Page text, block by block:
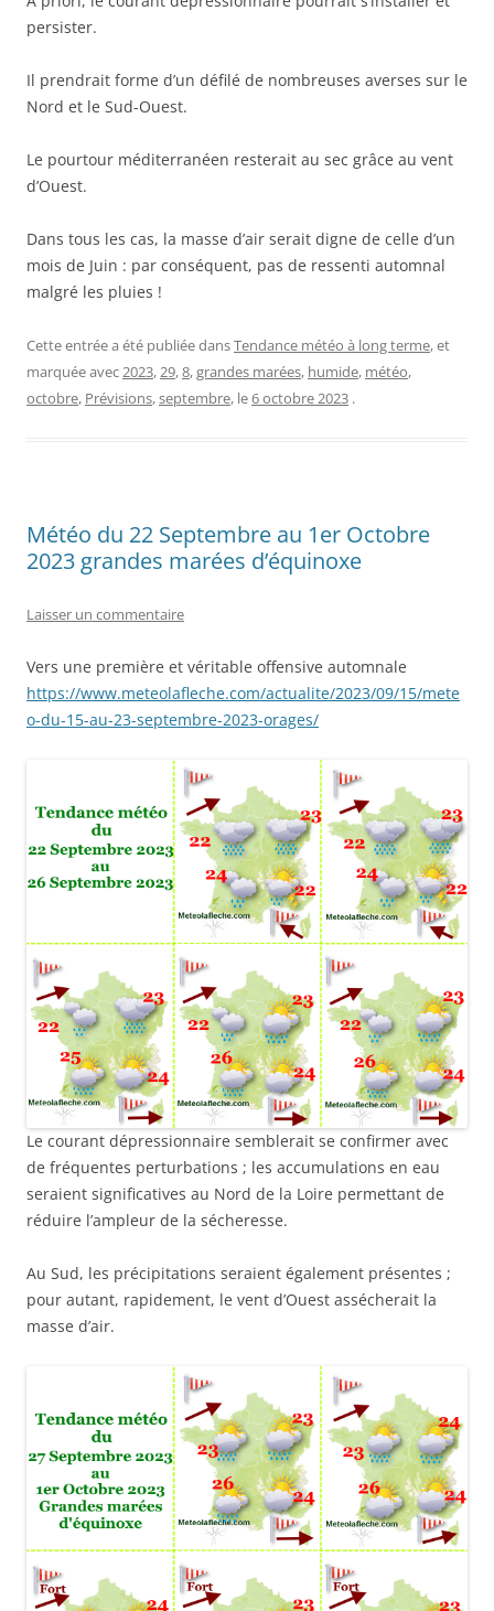
persister.
Il prendrait forme d’un défilé de nombreuses averses sur le
Nord et le Sud-Ouest.
Le pourtour méditerranéen resterait au sec grâce au vent
d’Ouest.
Dans tous les cas, la masse d’air serait digne de celle d’un
mois de Juin : par conséquent, pas de ressenti automnal
malgré les pluies !
Cette entrée a été publiée dansTendance météo à long terme, et
marquée avec2023,29,8,grandes marées, humide, météo,
octobre, Prévisions,septembre, le6 octobre 2023 .
Météo du 22 Septembre au 1er Octobre
2023 grandes marées d’équinoxe
Laisser un commentaire
Vers une première et véritable offensive automnale
https://www.meteolafleche.com/actualite/2023/09/15/mete
o-du-15-au-23-septembre-2023-orages/
Le courant dépressionnaire semblerait se confirmer avec
de fréquentes perturbations ; les accumulations en eau
seraient significatives au Nord de la Loire permettant de
réduire l’ampleur de la sécheresse.
Au Sud, les précipitations seraient également présentes ;
pour autant, rapidement, le vent d’Ouest assécherait la
masse d’air.